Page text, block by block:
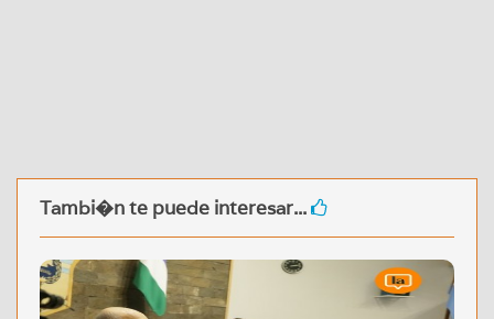
Tambi�n te puede interesar...